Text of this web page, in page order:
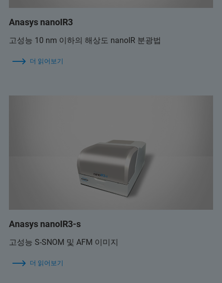
Anasys nanoIR3
고성능 10 nm 이하의 해상도 nanoIR 분광법
더 읽어보기
Anasys nanoIR3-s
고성능 S-SNOM 및 AFM 이미지
더 읽어보기